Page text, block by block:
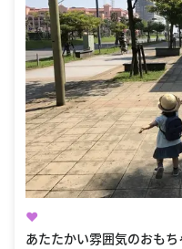
❤️
あたたかい雰囲気のおもち